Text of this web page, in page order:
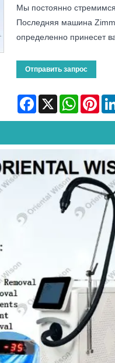
Мы постоянно
Последняя машина
определенно принесет
Отправить запрос
Facebook
X WhatsApp